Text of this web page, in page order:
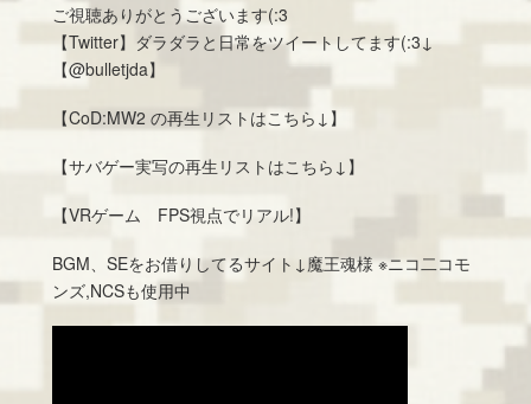
ご視聴ありがとうございます(:3
【Twitter】ダラダラと日常をツイートしてます(:3↓
【@bulletjda】
【CoD:MW2 の再生リストはこちら↓】
【サバゲー実写の再生リストはこちら↓】
【VRゲーム FPS視点でリアル!】
BGM、SEをお借りしてるサイト↓魔王魂様 ※ニコ二コモ
ンズ,NCSも使用中